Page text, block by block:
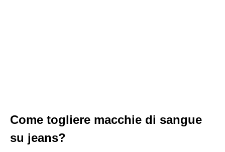
Come togliere macchie di sangue
su jeans?